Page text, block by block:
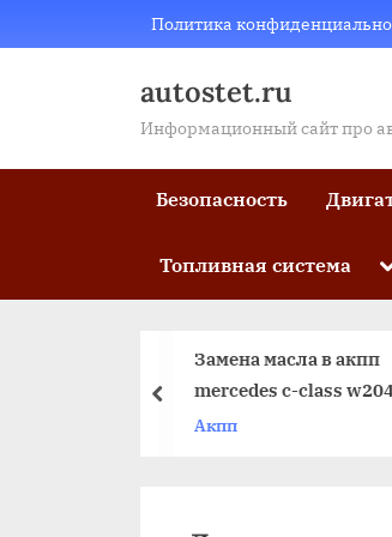
to
Политика
autostet.ru
Информационный сайт про
Безопасность
Топливная система
Замена масла в акпп
mercedes c-class w204
Акпп
пред